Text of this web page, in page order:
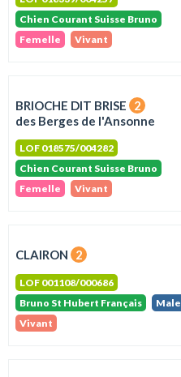
Chien Courant Suisse Bruno
Femelle
Vivant
BRIOCHE DIT BRISE
2
des Berges de l'Ansonne
LOF 018575/004282
Chien Courant Suisse Bruno
Femelle
Vivant
CLAIRON 2
LOF 001108/000686
Bruno St Hubert Français
Male
Vivant